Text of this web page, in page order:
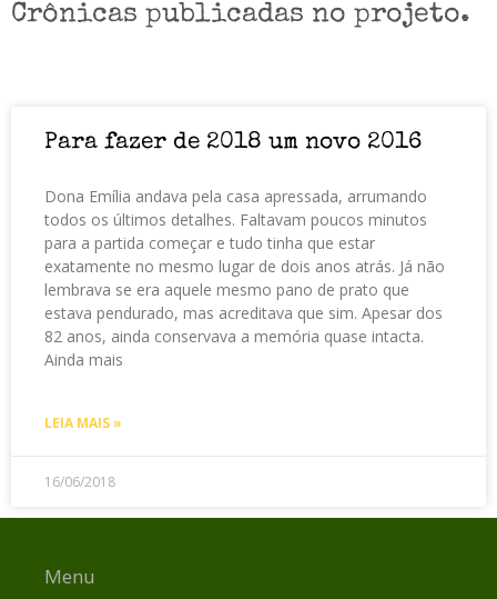
Crônicas publicadas no projeto.
Para fazer de 2018 um novo 2016
Dona Emília andava pela casa apressada, arrumando
todos os últimos detalhes. Faltavam poucos minutos
para a partida começar e tudo tinha que estar
exatamente no mesmo lugar de dois anos atrás. Já não
lembrava se era aquele mesmo pano de prato que
estava pendurado, mas acreditava que sim. Apesar dos
82 anos, ainda conservava a memória quase intacta.
Ainda mais
LEIA MAIS »
16/06/2018
Menu